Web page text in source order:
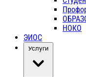
НОКО
ЭИОС
Услуги